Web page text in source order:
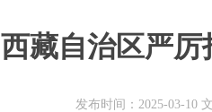
西藏自治区严
发布时间：2025-03-10